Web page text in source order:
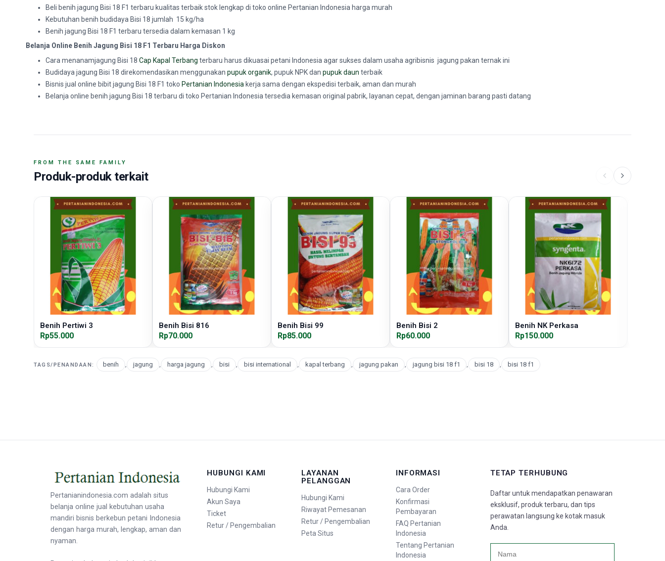
Beli benih jagung Bisi 18 F1 terbaru kualitas terbaik stok lengkap di toko online Pertanian Indonesia harga murah
Kebutuhan benih budidaya Bisi 18 jumlah 15 kg/ha
Benih jagung Bisi 18 F1 terbaru tersedia dalam kemasan 1 kg
Belanja Online Benih Jagung Bisi 18 F1 Terbaru Harga Diskon
Cara menanamjagung Bisi 18 Cap Kapal Terbang terbaru harus dikuasai petani Indonesia agar sukses dalam usaha agribisnis jagung pakan ternak ini
Budidaya jagung Bisi 18 direkomendasikan menggunakan pupuk organik, pupuk NPK dan pupuk daun terbaik
Bisnis jual online bibit jagung Bisi 18 F1 toko Pertanian Indonesia kerja sama dengan ekspedisi terbaik, aman dan murah
Belanja online benih jagung Bisi 18 terbaru di toko Pertanian Indonesia tersedia kemasan original pabrik, layanan cepat, dengan jaminan barang pasti datang
FROM THE SAME FAMILY
Produk-produk terkait
Benih Pertiwi 3
Rp55.000
Benih Bisi 816
Rp70.000
Benih Bisi 99
Rp85.000
Benih Bisi 2
Rp60.000
Benih NK Perkasa
Rp150.000
TAGS/PENANDAAN: benih , jagung , harga jagung , bisi , bisi international , kapal terbang , jagung pakan , jagung bisi 18 f1 , bisi 18 , bisi 18 f1
Pertanianindonesia.com adalah situs
belanja online jual kebutuhan usaha
mandiri bisnis berkebun petani Indonesia
dengan harga murah, lengkap, aman dan
nyaman.
HUBUNGI KAMI
Hubungi Kami
Akun Saya
Ticket
Retur / Pengembalian
LAYANAN
PELANGGAN
Hubungi Kami
Riwayat Pemesanan
Retur / Pengembalian
Peta Situs
INFORMASI
Cara Order
Konfirmasi
Pembayaran
FAQ Pertanian
Indonesia
Tentang Pertanian
Indonesia
TETAP TERHUBUNG
Daftar untuk mendapatkan penawaran
eksklusif, produk terbaru, dan tips
perawatan langsung ke kotak masuk
Anda.